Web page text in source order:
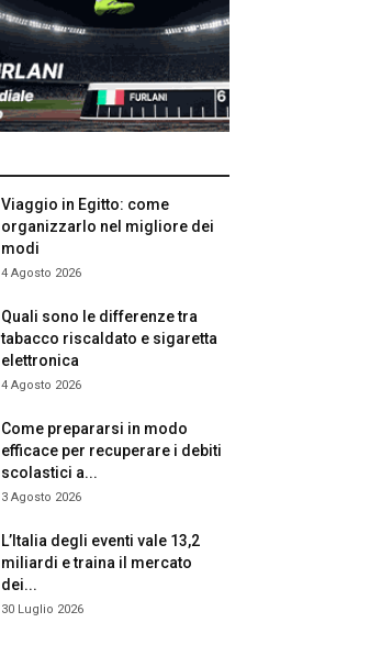
Viaggio in Egitto: come
organizzarlo nel migliore dei
modi
4 Agosto 2026
Quali sono le differenze tra
tabacco riscaldato e sigaretta
elettronica
4 Agosto 2026
Come prepararsi in modo
efficace per recuperare i debiti
scolastici a...
3 Agosto 2026
L’Italia degli eventi vale 13,2
miliardi e traina il mercato
dei...
30 Luglio 2026